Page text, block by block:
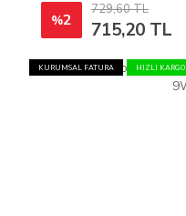
%2
729,60 TL
715,20 TL
KURUMSAL FATURA HIZLI KARGO